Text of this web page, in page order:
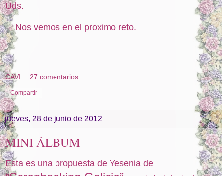
Uds.
Nos vemos en el proximo reto.
CAVI 27 comentarios:
Compartir
jueves, 28 de junio de 2012
MINI ÁLBUM
Esta es una propuesta de Yesenia de